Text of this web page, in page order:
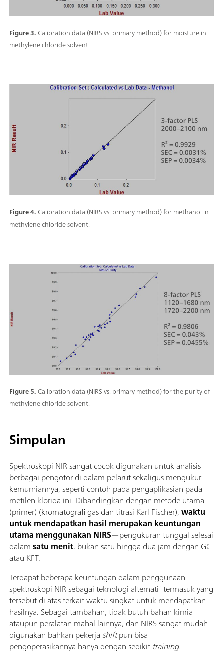
Figure 3.Calibration data (NIRS vs. primary method) for moisture in
methylene chloride solvent.
Figure 4.Calibration data (NIRS vs. primary method) for methanol in
methylene chloride solvent.
Figure 5.Calibration data (NIRS vs. primary method) for the purity of
methylene chloride solvent.
Simpulan
Spektroskopi NIR sangat cocok digunakan untuk analisis
berbagai pengotor di dalam pelarut sekaligus mengukur
kemurniannya, seperti contoh pada pengaplikasian pada
metilen klorida ini. Dibandingkan dengan metode utama
(primer) (kromatografi gas dan titrasi Karl Fischer),waktu
untuk mendapatkan hasil merupakan keuntungan
utama menggunakan NIRS—pengukuran tunggal selesai
dalamsatu menit, bukan satu hingga dua jam dengan GC
atau KFT.
Terdapat beberapa keuntungan dalam penggunaan
spektroskopi NIR sebagai teknologi alternatif termasuk yang
tersebut di atas terkait waktu singkat untuk mendapatkan
hasilnya. Sebagai tambahan, tidak butuh bahan kimia
ataupun peralatan mahal lainnya, dan NIRS sangat mudah
digunakan bahkan pekerja shiftpun bisa
pengoperasikannya hanya dengan sedikit training.